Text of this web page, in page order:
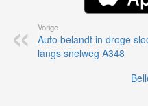
Vorige
Auto belandt in droge
langs snelweg A348